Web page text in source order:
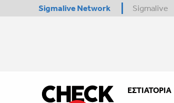
Sigmalive Network Sigmalive
ΕΣΤΙΑΤΌΡΙΑ